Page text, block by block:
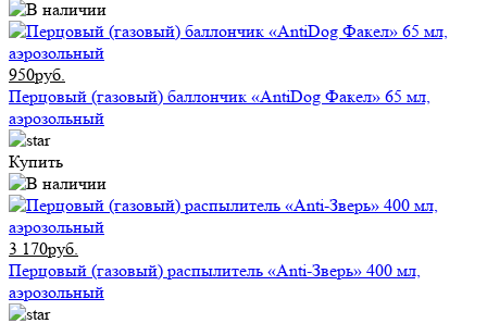
950руб.
Перцовый (газовый) баллончик «AntiDog Факел» 65 мл,
аэрозольный
Купить
3 170руб.
Перцовый (газовый) распылитель «Anti-Зверь» 400 мл,
аэрозольный